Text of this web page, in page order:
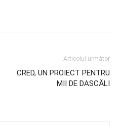
Articolul următor
CRED, UN PROIECT PENTRU
MII DE DASCĂLI